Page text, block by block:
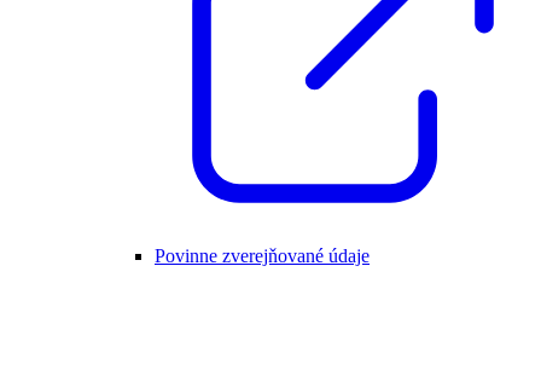
Povinne zverejňované údaje